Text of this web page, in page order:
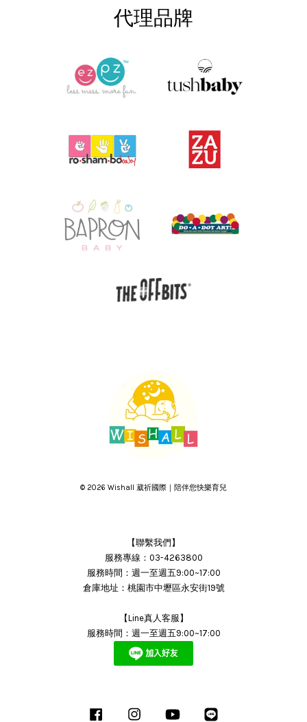
代理品牌
© 2026 Wishall 葳祈國際｜陪伴您快樂育兒
【聯繫我們】
服務專線：03-4263800
服務時間：週一至週五9:00~17:00
倉庫地址：桃園市中壢區永安街19號
【Line真人客服】
服務時間：週一至週五9:00~17:00
Facebook Instagram YouTube